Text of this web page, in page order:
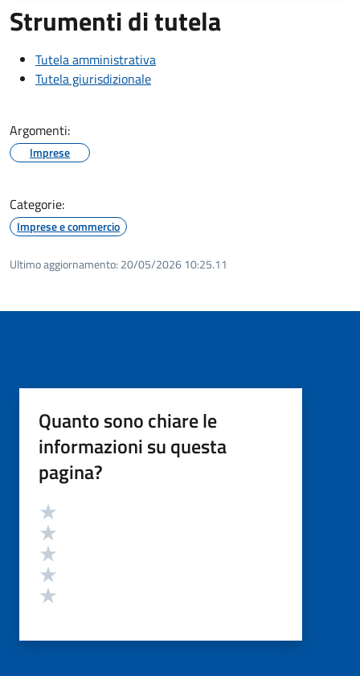
Strumenti di tutela
Tutela amministrativa
Tutela giurisdizionale
Argomenti:
Imprese
Categorie:
Imprese e commercio
Ultimo aggiornamento: 20/05/2026 10:25.11
Quanto sono chiare le
informazioni su questa
pagina?
Valutazione